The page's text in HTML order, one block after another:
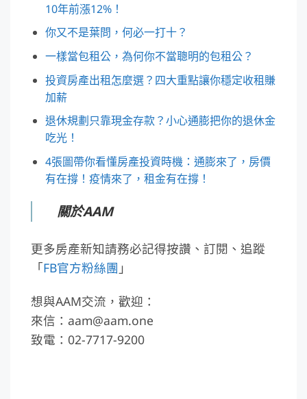
10年前漲12%！
你又不是葉問，何必一打十？
一樣當包租公，為何你不當聰明的包租公？
投資房產出租怎麼選？四大重點讓你穩定收租賺
加薪
退休規劃只靠現金存款？小心通膨把你的退休金
吃光！
4張圖帶你看懂房產投資時機：通膨來了，房價
有在撐！疫情來了，租金有在撐！
關於AAM
更多房產新知請務必記得按讚、訂閱、追蹤
「FB官方粉絲團 」
想與AAM交流，歡迎：
來信：aam@aam.one
致電：02-7717-9200